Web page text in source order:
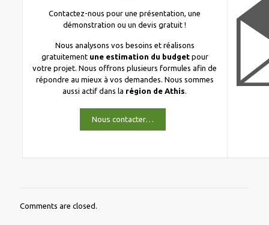
Contactez-nous pour une présentation, une
démonstration ou un devis gratuit !
Nous analysons vos besoins et réalisons
gratuitement une estimation du budgetpour
votre projet. Nous offrons plusieurs formules afin de
répondre au mieux à vos demandes. Nous sommes
aussi actif dans la région de Athis.
Nous contacter…
Comments are closed.